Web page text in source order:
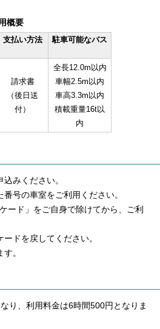
概要
支払い方法 駐車可能なバス
請求書
（後日送
付）
全長12.0m以内
車幅2.5m以内
車高3.3m以内
積載重量16t以
内
込みください。
番号の車室をご利用ください。
ード」をご自身で除けてから、ご利
ードを戻してください。
。
り、利用料金は6時間500円となりま